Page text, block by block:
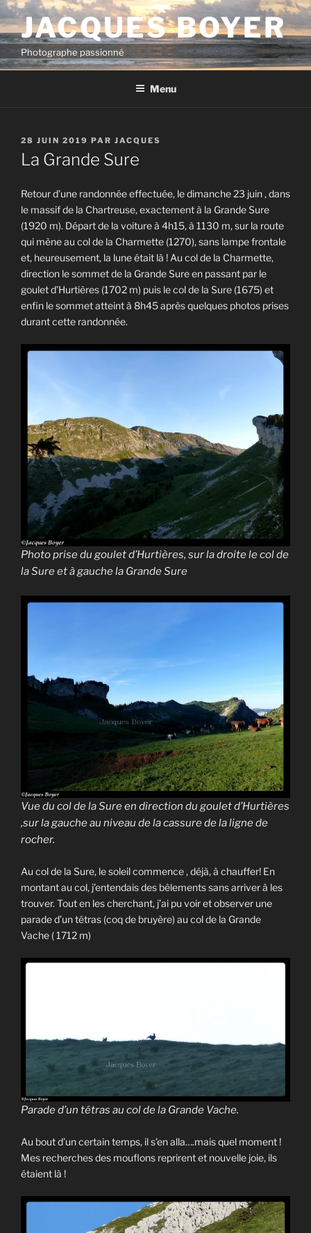
Aller
au
contenu
principal
JACQUES BOYER
Photographe passionné
Menu
PUBLIÉ
LE
28 JUIN 2019 PAR JACQUES
La Grande Sure
Retour d’une randonnée effectuée, le dimanche 23 juin , dans
le massif de la Chartreuse, exactement à la Grande Sure
(1920 m). Départ de la voiture à 4h15, à 1130 m, sur la route
qui mène au col de la Charmette (1270), sans lampe frontale
et, heureusement, la lune était là ! Au col de la Charmette,
direction le sommet de la Grande Sure en passant par le
goulet d’Hurtières (1702 m) puis le col de la Sure (1675) et
enfin le sommet atteint à 8h45 après quelques photos prises
durant cette randonnée.
Photo prise du goulet d’Hurtières, sur la droite le col de
la Sure et à gauche la Grande Sure
Vue du col de la Sure en direction du goulet d’Hurtières
,sur la gauche au niveau de la cassure de la ligne de
rocher.
Au col de la Sure, le soleil commence , déjà, à chauffer! En
montant au col, j’entendais des bêlements sans arriver à les
trouver. Tout en les cherchant, j’ai pu voir et observer une
parade d’un tétras (coq de bruyère) au col de la Grande
Vache ( 1712 m)
Parade d’un tétras au col de la Grande Vache.
Au bout d’un certain temps, il s’en alla….mais quel moment !
Mes recherches des mouflons reprirent et nouvelle joie, ils
étaient là !